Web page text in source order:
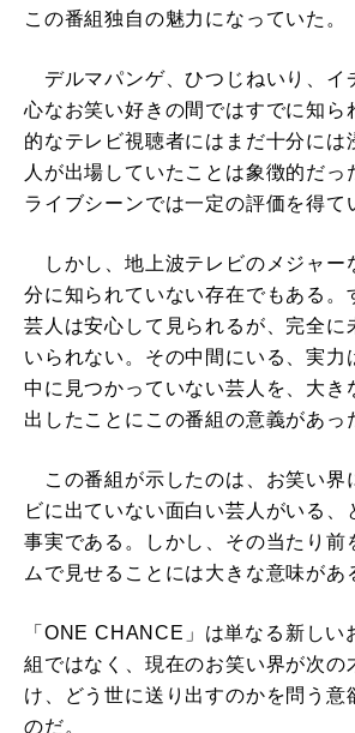
この番組独自の魅力になっていた。
デルマパンゲ、ひつじねいり、イ
心なお笑い好きの間ではすでに知ら
的なテレビ視聴者にはまだ十分には
人が出場していたことは象徴的だっ
ライブシーンでは一定の評価を得て
しかし、地上波テレビのメジャー
分に知られていない存在でもある。
芸人は安心して見られるが、完全に
いられない。その中間にいる、実力
中に見つかっていない芸人を、大き
出したことにこの番組の意義があっ
この番組が示したのは、お笑い界
ビに出ていない面白い芸人がいる、
事実である。しかし、その当たり前
ムで見せることには大きな意味があ
「ONE CHANCE」は単なる新しい
組ではなく、現在のお笑い界が次の
け、どう世に送り出すのかを問う意
のだ。